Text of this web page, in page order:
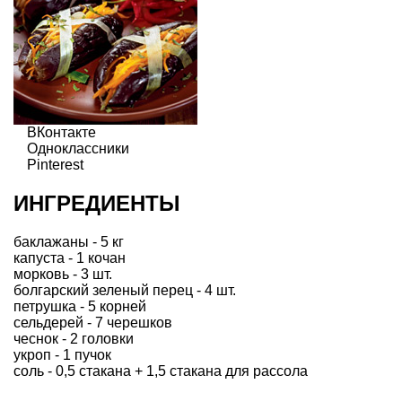
ВКонтакте
Одноклассники
Pinterest
ИНГРЕДИЕНТЫ
баклажаны - 5 кг
капуста - 1 кочан
морковь - 3 шт.
болгарский зеленый перец - 4 шт.
петрушка - 5 корней
сельдерей - 7 черешков
чеснок - 2 головки
укроп - 1 пучок
соль - 0,5 стакана + 1,5 стакана для рассола